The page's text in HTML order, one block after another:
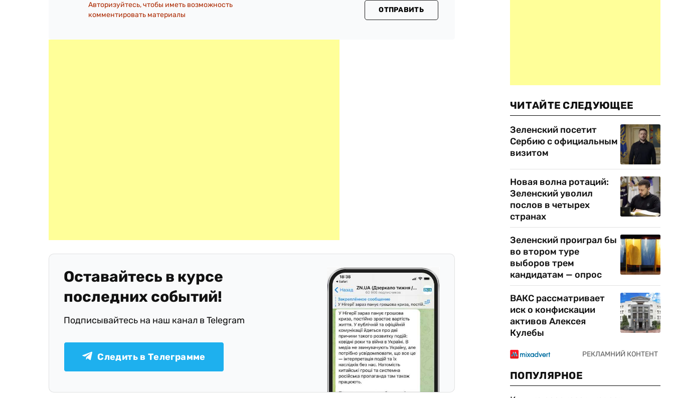
Авторизуйтесь, чтобы иметь возможность
комментировать материалы
ОТПРАВИТЬ
Оставайтесь в курсе
последних событий!
Подписывайтесь на наш канал в Telegram
Следить в Телеграмме
ЧИТАЙТЕ СЛЕДУЮЩЕЕ
Зеленский посетит
Сербию с официальным
визитом
Новая волна ротаций:
Зеленский уволил
послов в четырех
странах
Зеленский проиграл бы
во втором туре
выборов трем
кандидатам — опрос
ВАКС рассматривает
иск о конфискации
активов Алексея
Кулебы
ПОПУЛЯРНОЕ